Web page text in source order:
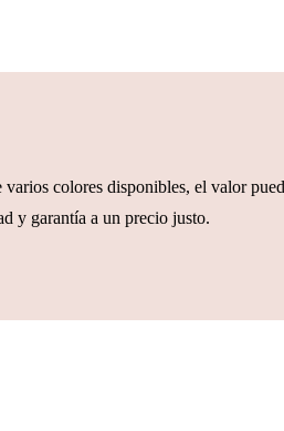
colores disponibles, el valor
y garantía a un precio justo.